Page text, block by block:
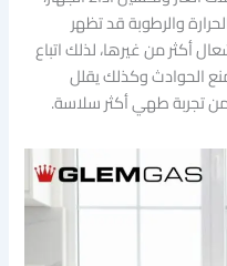
والرطوبة قد تظهر
أكثر من غيرها، لذلك اتباع
الحوادث وكذلك يقلل
تجربة طهي أكثر سلاسة.